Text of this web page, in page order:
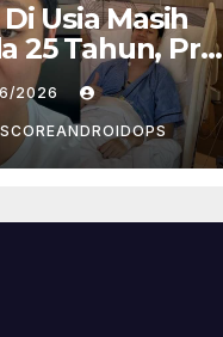
Usia Masih
25 Tahun, Pria
Divonis
Limfoma, Ini
2026